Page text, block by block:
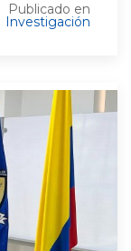
Publicado en
Investigación